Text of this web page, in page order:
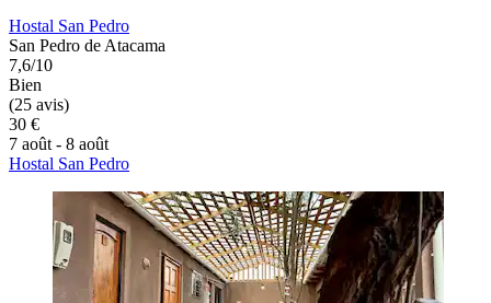
Hostal San Pedro
San Pedro de Atacama
7,6/10
Bien
(25 avis)
30 €
7 août - 8 août
Hostal San Pedro